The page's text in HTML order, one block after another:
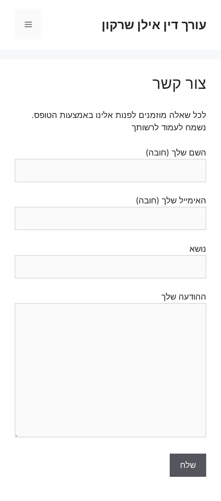
עורך דין אילן שרקון תפריט
צור קשר
לכל שאלה מוזמנים לפנות אלינו באמצעות הטופס.
נשמח לעמוד לרשותך
השם שלך (חובה)
האימייל שלך (חובה)
נושא
ההודעה שלך